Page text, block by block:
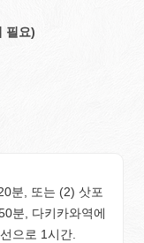
필요)
분, 또는 (2) 삿포
분, 다키카와역에
으로 1시간.